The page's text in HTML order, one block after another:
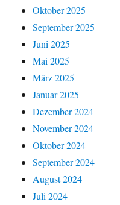
Oktober 2025
September 2025
Juni 2025
Mai 2025
März 2025
Januar 2025
Dezember 2024
November 2024
Oktober 2024
September 2024
August 2024
Juli 2024